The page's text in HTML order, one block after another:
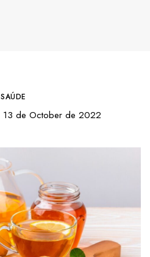
SAÚDE
13 de October de 2022